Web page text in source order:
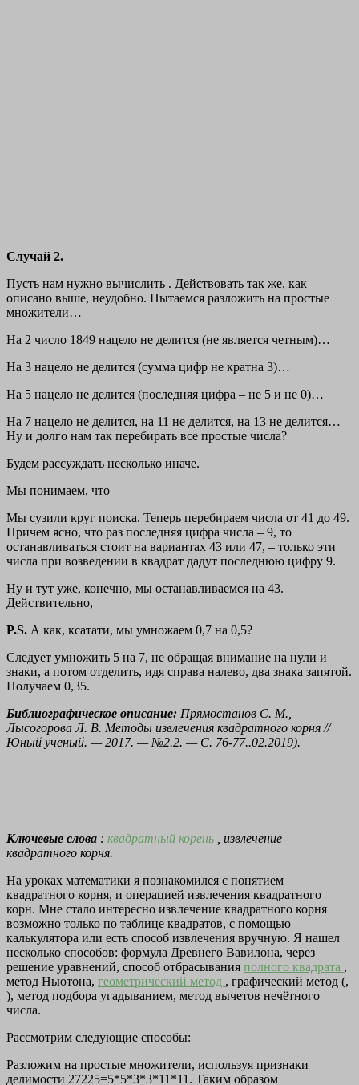
Случай 2.
Пусть нам нужно вычислить . Действовать так же, как
описано выше, неудобно. Пытаемся разложить на простые
множители…
На 2 число 1849 нацело не делится (не является четным)…
На 3 нацело не делится (сумма цифр не кратна 3)…
На 5 нацело не делится (последняя цифра – не 5 и не 0)…
На 7 нацело не делится, на 11 не делится, на 13 не делится…
Ну и долго нам так перебирать все простые числа?
Будем рассуждать несколько иначе.
Мы понимаем, что
Мы сузили круг поиска. Теперь перебираем числа от 41 до 49.
Причем ясно, что раз последняя цифра числа – 9, то
останавливаться стоит на вариантах 43 или 47, – только эти
числа при возведении в квадрат дадут последнюю цифру 9.
Ну и тут уже, конечно, мы останавливаемся на 43.
Действительно,
P.S. А как, ксатати, мы умножаем 0,7 на 0,5?
Следует умножить 5 на 7, не обращая внимание на нули и
знаки, а потом отделить, идя справа налево, два знака запятой.
Получаем 0,35.
Библиографическое описание: Прямостанов С. М.,
Лысогорова Л. В. Методы извлечения квадратного корня //
Юный ученый. — 2017. — №2.2. — С. 76-77..02.2019).
Ключевые слова : квадратный корень
, извлечение
квадратного корня.
На уроках математики я познакомился с понятием
квадратного корня, и операцией извлечения квадратного
корн. Мне стало интересно извлечение квадратного корня
возможно только по таблице квадратов, с помощью
калькулятора или есть способ извлечения вручную. Я нашел
несколько способов: формула Древнего Вавилона, через
решение уравнений, способ отбрасывания полного квадрата ,
метод Ньютона, геометрический метод , графический метод (,
), метод подбора угадыванием, метод вычетов нечётного
числа.
Рассмотрим следующие способы:
Разложим на простые множители, используя признаки
делимости 27225=5*5*3*3*11*11. Таким образом